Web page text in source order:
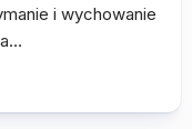
i wychowanie